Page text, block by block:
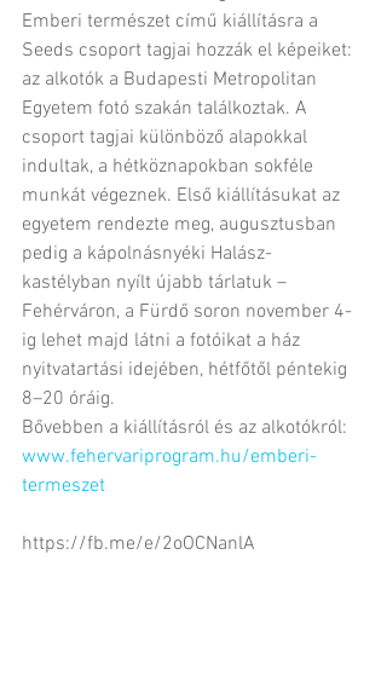
Emberi természet című kiállításra a
Seeds csoport tagjai hozzák el képeiket:
az alkotók a Budapesti Metropolitan
Egyetem fotó szakán találkoztak. A
csoport tagjai különböző alapokkal
indultak, a hétköznapokban sokféle
munkát végeznek. Első kiállításukat az
egyetem rendezte meg, augusztusban
pedig a kápolnásnyéki Halász-
kastélyban nyílt újabb tárlatuk –
Fehérváron, a Fürdő soron november 4-
ig lehet majd látni a fotóikat a ház
nyitvatartási idejében, hétfőtől péntekig
8–20 óráig.
Bővebben a kiállításról és az alkotókról:
www.fehervariprogram.hu/emberi-
termeszet
https://fb.me/e/2oOCNanlA